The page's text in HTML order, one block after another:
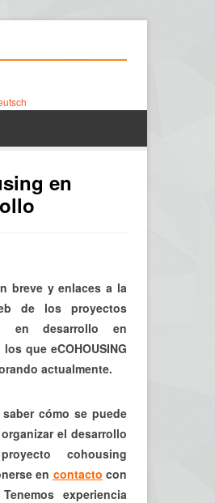
en
breve y enlaces a la
de los proyectos
en desarrollo en
que eCOHOUSING
actualmente.
cómo se puede
el desarrollo
cohousing
en contacto con
experiencia